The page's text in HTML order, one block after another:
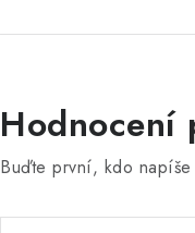
Hodnocení
Buďte první, kdo